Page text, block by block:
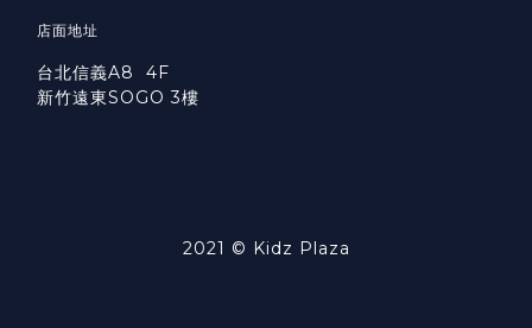
店面地址
台北信義A8 4F
新竹遠東SOGO 3樓
2021 © Kidz Plaza